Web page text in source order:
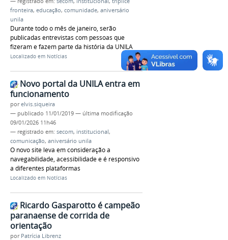
fronteira, educação, comunidade, aniversário
unila
Durante todo o mês de janeiro, serão
publicadas entrevistas com pessoas que
fizeram e fazem parte da história da UNILA
Localizado em Notícias
Novo portal da UNILA entra em
funcionamento
porelvis.siqueira
— publicado 11/01/2019 — última modificação
09/01/2026 11h46
— registrado em: secom, institucional,
comunicação, aniversário unila
O novo site leva em consideração a
navegabilidade, acessibilidade e é responsivo
a diferentes plataformas
Localizado em Notícias
Ricardo Gasparotto é campeão
paranaense de corrida de
orientação
por Patrícia Librenz